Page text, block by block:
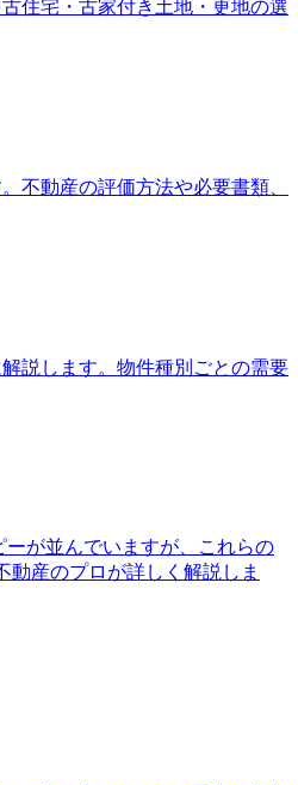
住宅・古家付き土地・更地の選
不動産の評価方法や必要書類、
説します。物件種別ごとの需要
が並んでいますが、これらの
産のプロが詳しく解説しま